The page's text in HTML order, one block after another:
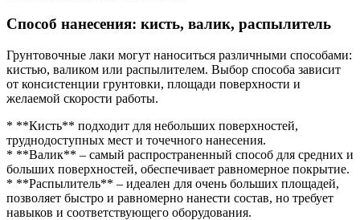
Способ нанесения: кисть, валик, распылитель
Грунтовочные лаки могут наноситься различными способами:
кистью, валиком или распылителем. Выбор способа зависит
от консистенции грунтовки, площади поверхности и
желаемой скорости работы.
* **Кисть** подходит для небольших поверхностей,
труднодоступных мест и точечного нанесения.
* **Валик** – самый распространенный способ для средних и
больших поверхностей, обеспечивает равномерное покрытие.
* **Распылитель** – идеален для очень больших площадей,
позволяет быстро и равномерно нанести состав, но требует
навыков и соответствующего оборудования.